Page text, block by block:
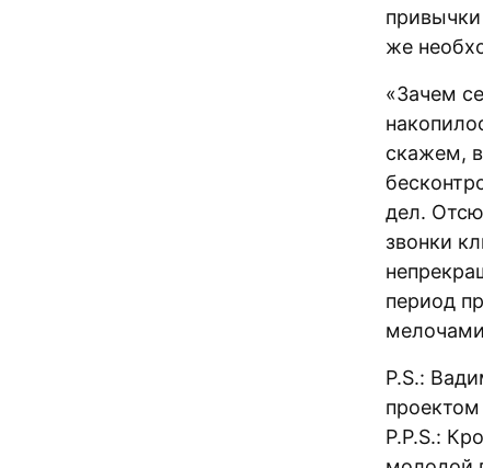
же
«Зачем
скажем,
дел.
звонки
период
P.S.:
P.P.S.: